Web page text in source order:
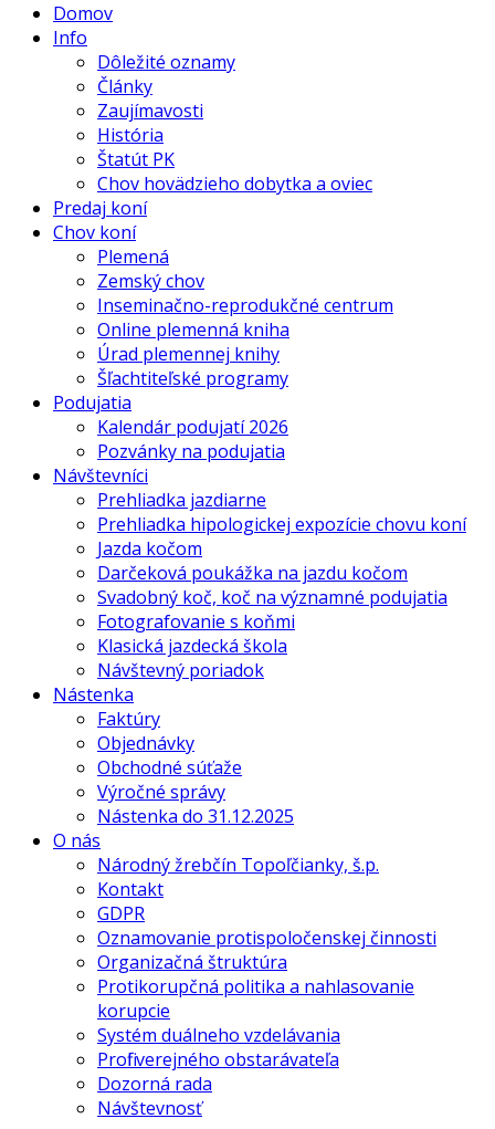
Domov
Info
Dôležité oznamy
Články
Zaujímavosti
História
Štatút PK
Chov hovädzieho dobytka a oviec
Predaj koní
Chov koní
Plemená
Zemský chov
Inseminačno-reprodukčné centrum
Online plemenná kniha
Úrad plemennej knihy
Šľachtiteľské programy
Podujatia
Kalendár podujatí 2026
Pozvánky na podujatia
Návštevníci
Prehliadka jazdiarne
Prehliadka hipologickej expozície chovu koní
Jazda kočom
Darčeková poukážka na jazdu kočom
Svadobný koč, koč na významné podujatia
Fotografovanie s koňmi
Klasická jazdecká škola
Návštevný poriadok
Nástenka
Faktúry
Objednávky
Obchodné súťaže
Výročné správy
Nástenka do 31.12.2025
O nás
Národný žrebčín Topoľčianky, š.p.
Kontakt
GDPR
Oznamovanie protispoločenskej činnosti
Organizačná štruktúra
Protikorupčná politika a nahlasovanie
korupcie
Systém duálneho vzdelávania
Profil verejného obstarávateľa
Dozorná rada
Návštevnosť